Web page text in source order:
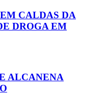
CALDAS DA
DROGA EM
ALCANENA